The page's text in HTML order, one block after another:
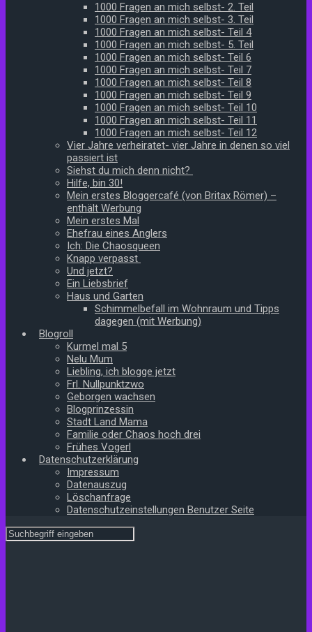
1000 Fragen an mich selbst- 2. Teil
1000 Fragen an mich selbst- 3. Teil
1000 Fragen an mich selbst- Teil 4
1000 Fragen an mich selbst- 5. Teil
1000 Fragen an mich selbst- Teil 6
1000 Fragen an mich selbst- Teil 7
1000 Fragen an mich selbst- Teil 8
1000 Fragen an mich selbst- Teil 9
1000 Fragen an mich selbst- Teil 10
1000 Fragen an mich selbst- Teil 11
1000 Fragen an mich selbst- Teil 12
Vier Jahre verheiratet- vier Jahre in denen so viel
passiert ist
Siehst du mich denn nicht?
Hilfe, bin 30!
Mein erstes Bloggercafé (von Britax Römer) –
enthält Werbung
Mein erstes Mal
Ehefrau eines Anglers
Ich: Die Chaosqueen
Knapp verpasst
Und jetzt?
Ein Liebsbrief
Haus und Garten
Schimmelbefall im Wohnraum und Tipps
dagegen (mit Werbung)
Blogroll
Kurmel mal 5
Nelu Mum
Liebling, ich blogge jetzt
Frl. Nullpunktzwo
Geborgen wachsen
Blogprinzessin
Stadt Land Mama
Familie oder Chaos hoch drei
Frühes Vogerl
Datenschutzerklärung
Impressum
Datenauszug
Löschanfrage
Datenschutzeinstellungen Benutzer Seite